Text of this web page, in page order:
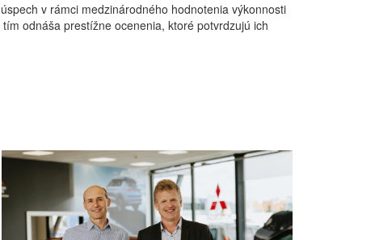
v rámci medzinárodného hodnotenia výkonnosti
odnáša prestížne ocenenia, ktoré potvrdzujú ich